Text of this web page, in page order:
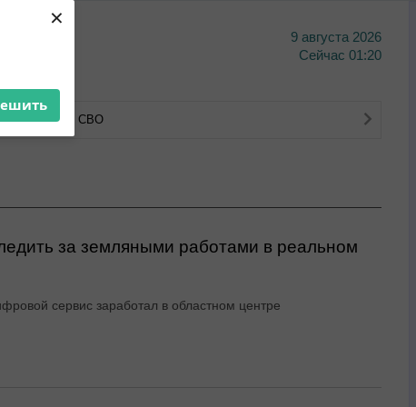
×
9 августа 2026
Сейчас 01:20
ветеранов СВО
за земляными работами в реальном
сервис заработал в областном центре